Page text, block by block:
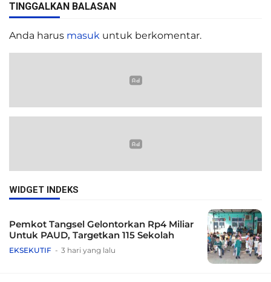
TINGGALKAN BALASAN
Anda harus masuk untuk berkomentar.
WIDGET INDEKS
Pemkot Tangsel Gelontorkan Rp4 Miliar
Untuk PAUD, Targetkan 115 Sekolah
EKSEKUTIF 3 hari yang lalu